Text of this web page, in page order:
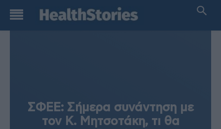
ΣΦΕΕ: Σήμερα συνάντηση με
τον Κ. Μητσοτάκη, τι θα